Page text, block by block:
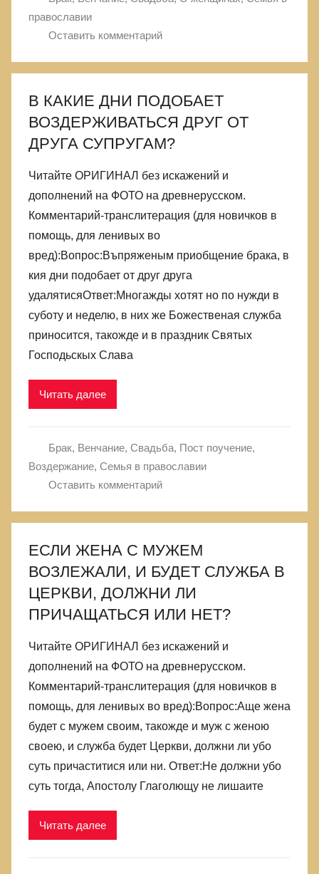
православии
Оставить комментарий
В КАКИЕ ДНИ ПОДОБАЕТ
ВОЗДЕРЖИВАТЬСЯ ДРУГ ОТ
ДРУГА СУПРУГАМ?
Читайте ОРИГИНАЛ без искажений и
дополнений на ФОТО на древнерусском.
Комментарий-транслитерация (для новичков в
помощь, для ленивых во
вред):Вопрос:Въпряженым приобщение брака, в
кия дни подобает от друг друга
удалятисяОтвет:Многажды хотят но по нужди в
суботу и неделю, в них же Божественая служба
приносится, такожде и в праздник Святых
Господьскых Слава
Читать далее
Брак, Венчание, Свадьба, Пост поучение,
Воздержание, Семья в православии
Оставить комментарий
ЕСЛИ ЖЕНА С МУЖЕМ
ВОЗЛЕЖАЛИ, И БУДЕТ СЛУЖБА В
ЦЕРКВИ, ДОЛЖНИ ЛИ
ПРИЧАЩАТЬСЯ ИЛИ НЕТ?
Читайте ОРИГИНАЛ без искажений и
дополнений на ФОТО на древнерусском.
Комментарий-транслитерация (для новичков в
помощь, для ленивых во вред):Вопрос:Аще жена
будет с мужем своим, такожде и муж с женою
своею, и служба будет Церкви, должни ли убо
суть причаститися или ни. Ответ:Не должни убо
суть тогда, Апостолу Глаголющу не лишаите
Читать далее